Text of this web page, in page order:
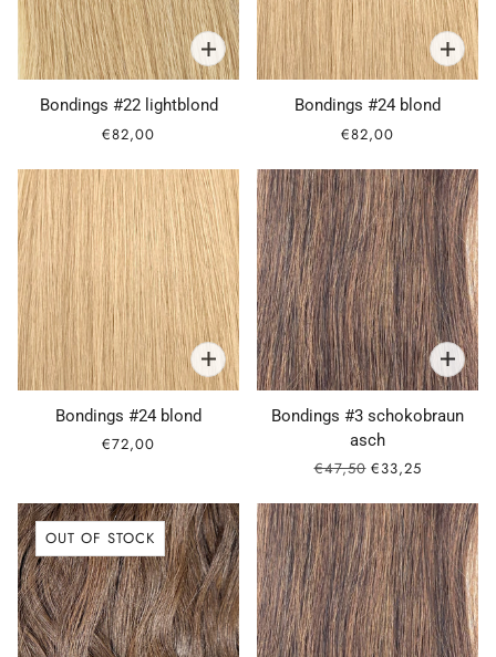
Bondings #22 lightblond
€82,00
Bondings #24 blond
€82,00
Bondings #24 blond
€72,00
Bondings #3 schokobraun
asch
€47,50 €33,25
OUT OF STOCK